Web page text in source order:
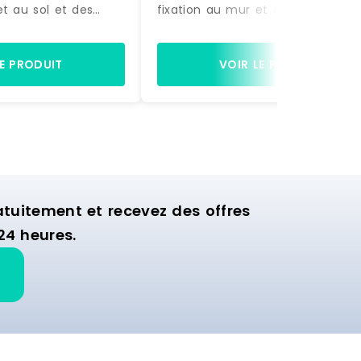
au sol et des
être montée.
et de 2 bras
structure est
PRODUIT
fixation au mur et au sol et des
la photo, prête à être montée.
Equipée de 4 étagères et de 2
de suspension, cette structure
VOIR LE PRODUIT
et recevez des offres
heures.